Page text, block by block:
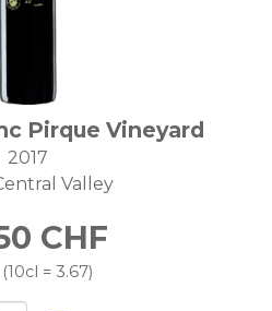
Pirque Vineyard
2017
Valley
CHF
10cl = 3.67